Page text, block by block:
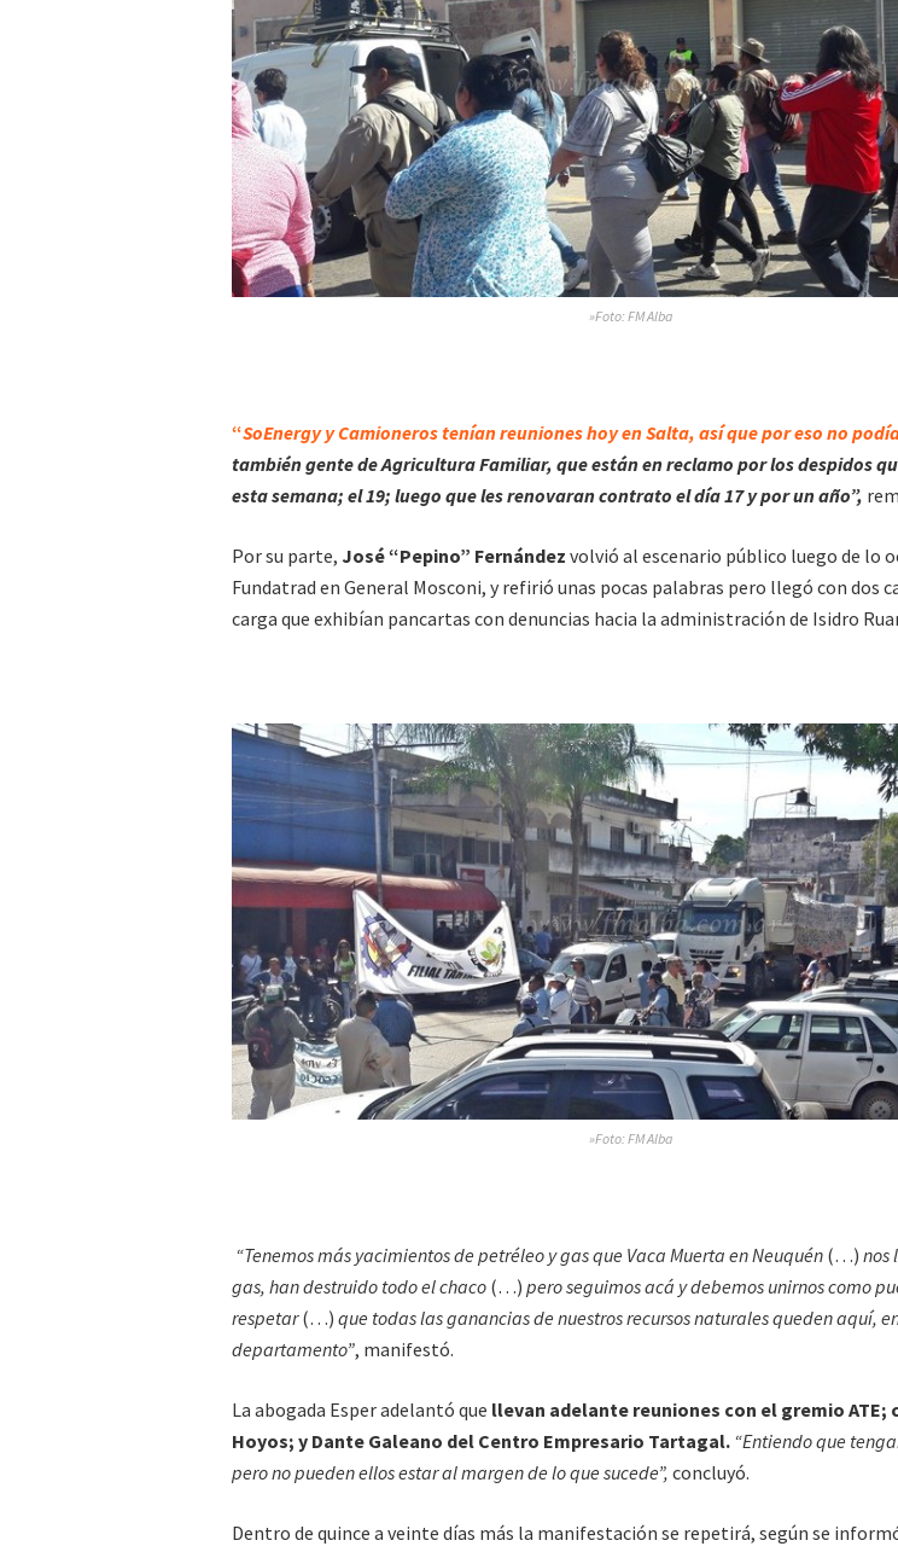
»Foto: FM Alba
“SoEnergy y Camioneros tenían reuniones hoy en Salta, así que por eso no
también gente de Agricultura Familiar, que están en reclamo por los despidos
esta semana; el 19; luego que les renovaran contrato el día 17 y por un año”,
Por su parte, José “Pepino” Fernández volvió al escenario público luego de lo
Fundatrad en General Mosconi, y refirió unas pocas palabras pero llegó con dos
carga que exhibían pancartas con denuncias hacia la administración de Isidro
»Foto: FM Alba
“Tenemos más yacimientos de petréleo y gas que Vaca Muerta en Neuquén (…) nos
gas, han destruido todo el chaco (…) pero seguimos acá y debemos unirnos como
respetar(…) que todas las ganancias de nuestros recursos naturales queden aquí,
departamento”, manifestó.
La abogada Esper adelantó que llevan adelante reuniones con el gremio ATE;
Hoyos; y Dante Galeano del Centro Empresario Tartagal. “Entiendo que
pero no pueden ellos estar al margen de lo que sucede”, concluyó.
Dentro de quince a veinte días más la manifestación se repetirá, según se